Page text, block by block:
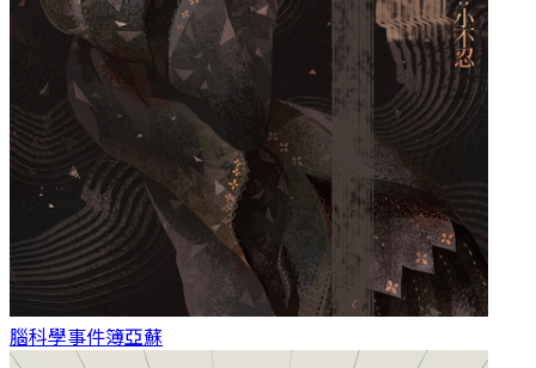
腦科學事件簿亞蘇